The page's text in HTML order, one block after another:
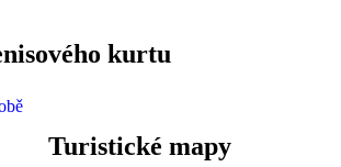
kurtu
Turistické mapy